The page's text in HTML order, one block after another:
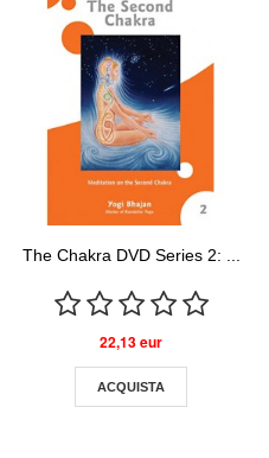
The Chakra DVD Series 2: ...
22,13 eur
ACQUISTA